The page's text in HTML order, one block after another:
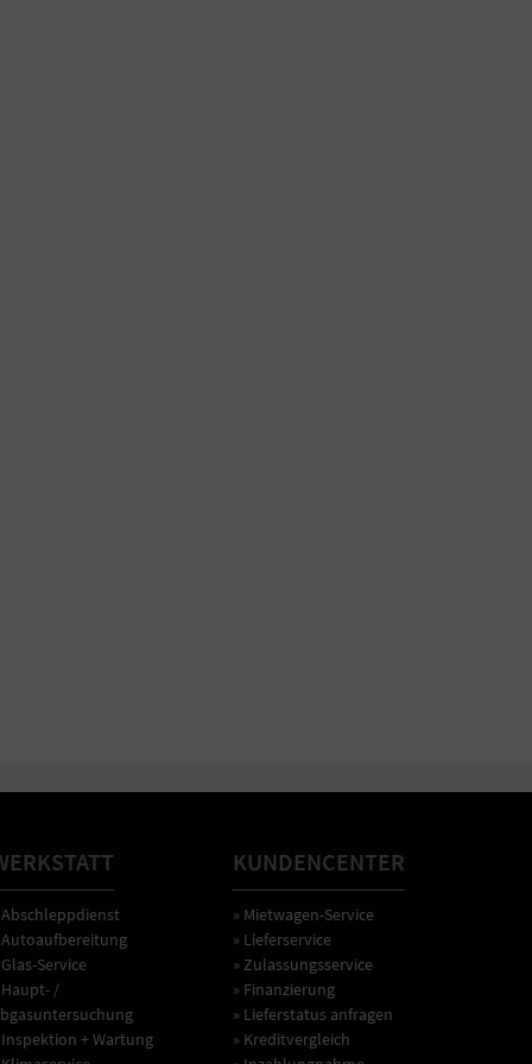
Abschleppdienst
Autoaufbereitung
Service
Haupt- /
Inspektion + Wartung
KUNDENCENTER
» Mietwagen-Service
» Lieferservice
» Zulassungsservice
» Finanzierung
» Lieferstatus anfragen
» Kreditvergleich